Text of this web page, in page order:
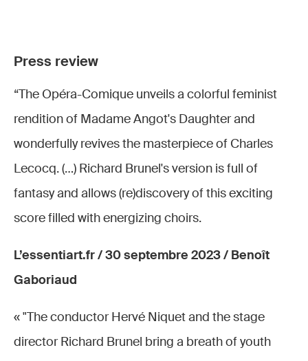
Press review
“The Opéra-Comique unveils a colorful feminist
rendition of Madame Angot's Daughter and
wonderfully revives the masterpiece of Charles
Lecocq. (…) Richard Brunel's version is full of
fantasy and allows (re)discovery of this exciting
score filled with energizing choirs.
L’essentiart.fr / 30 septembre 2023 / Benoît
Gaboriaud
« "The conductor Hervé Niquet and the stage
director Richard Brunel bring a breath of youth